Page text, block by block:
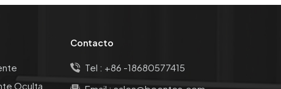
Oculta
Contacto
Tel : +86 -18680577415